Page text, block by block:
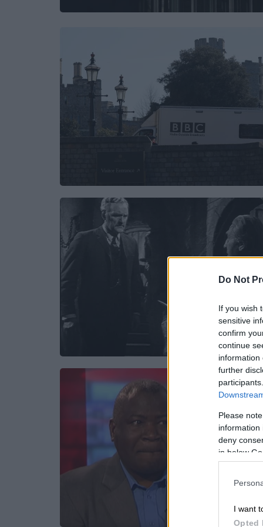
Do Not
If you wish
sensitive
confirm
continue
information
further
Please
information
deny
in below
I want
Opted